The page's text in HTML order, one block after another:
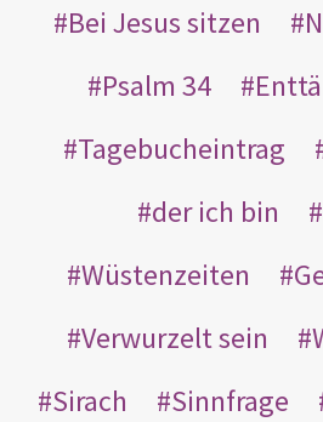
Bei Jesus sitzen
Psalm 34
Tagebucheintrag
der ich bin
Wüstenzeiten
Verwurzelt sein
Sirach
Sinnfrage